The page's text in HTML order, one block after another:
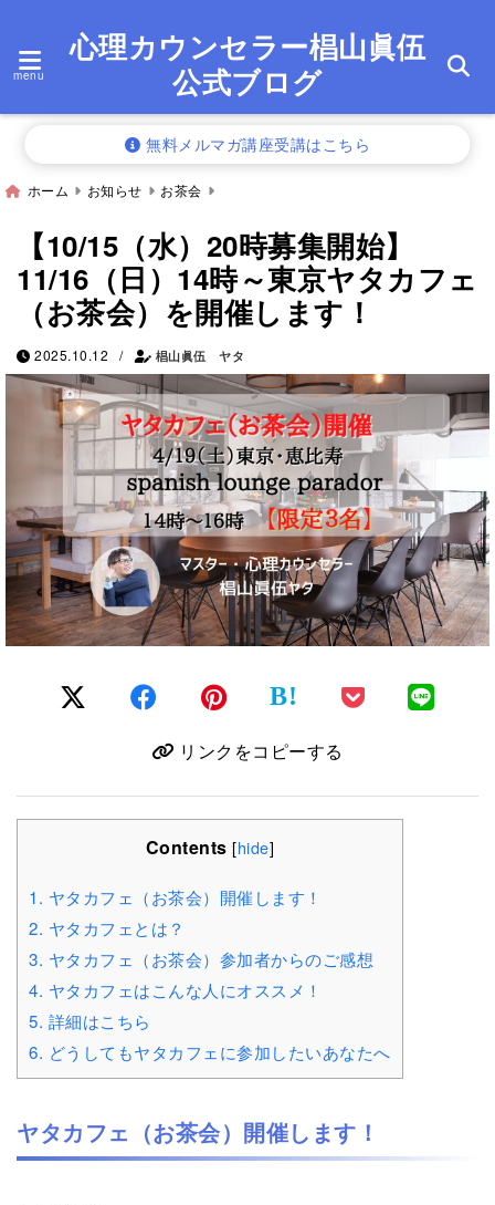
menu
心理カウンセラー椙山眞伍
公式ブログ
無料メルマガ講座受講はこちら
ホーム お知らせ お茶会
【10/15（水）20時募集開始】
11/16（日）14時～東京ヤタカフェ
（お茶会）を開催します！
2025.10.12 / 椙山眞伍 ヤタ
B!
リンクをコピーする
Contents [hide]
1. ヤタカフェ（お茶会）開催します！
2. ヤタカフェとは？
3. ヤタカフェ（お茶会）参加者からのご感想
4. ヤタカフェはこんな人にオススメ！
5. 詳細はこちら
6. どうしてもヤタカフェに参加したいあなたへ
ヤタカフェ（お茶会）開催します！